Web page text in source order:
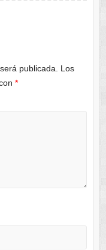
publicada.
Los
*